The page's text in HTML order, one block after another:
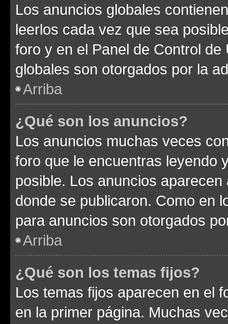
Los anuncios globales
leerlos cada vez que sea
foro y en el Panel de Control
globales son otorgados por la
Arriba
¿Qué son los anuncios?
Los anuncios muchas veces
foro que le encuentras leyendo
posible. Los anuncios
donde se publicaron. Como en
para anuncios son otorgados
Arriba
¿Qué son los temas fijos?
Los temas fijos aparecen en el
en la primer página. Muchas